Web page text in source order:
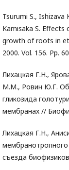
Tsurumi S., Ishizava
Kamisaka S.
growth of roots in
2000. Vol. 156. Pp.
Лихацкая Г.Н.,
М.М., Ровин Ю.Г.
гликозида
мембранах //
Лихацкая Г.Н.,
cъезда